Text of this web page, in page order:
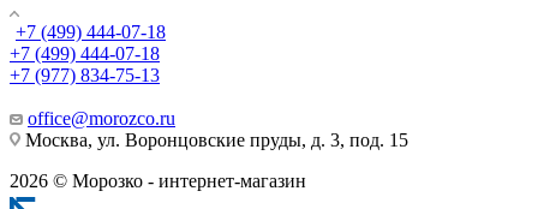
+7 (499) 444-07-18
+7 (499) 444-07-18
+7 (977) 834-75-13
office@morozco.ru
Москва, ул. Воронцовские пруды, д. 3, под. 15
2026 © Морозко - интернет-магазин